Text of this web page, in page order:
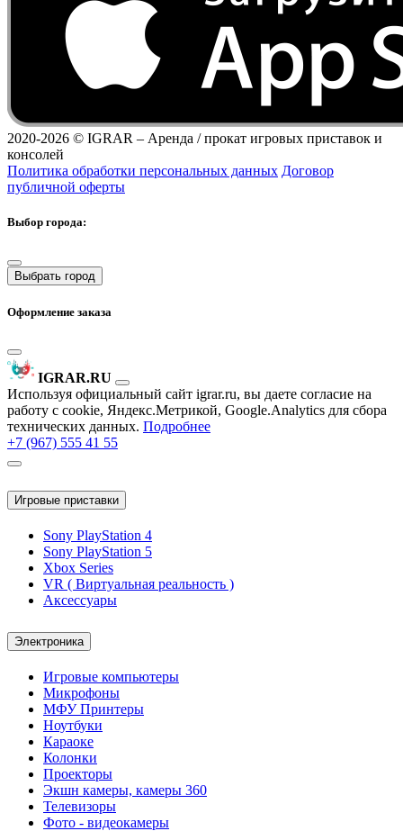
2020-2026 © IGRAR – Аренда / прокат игровых приставок и
консолей
Политика обработки персональных данных Договор
публичной оферты
Выбор города:
Выбрать город
Оформление заказа
IGRAR.RU
Используя официальный сайт igrar.ru, вы даете согласие на
работу с cookie, Яндекс.Метрикой, Google.Analytics для сбора
технических данных. Подробнее
+7 (967) 555 41 55
Игровые приставки
Sony PlayStation 4
Sony PlayStation 5
Xbox Series
VR ( Виртуальная реальность )
Аксессуары
Электроника
Игровые компьютеры
Микрофоны
МФУ Принтеры
Ноутбуки
Караоке
Колонки
Проекторы
Экшн камеры, камеры 360
Телевизоры
Фото - видеокамеры